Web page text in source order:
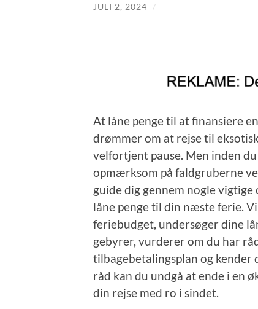
JULI 2, 2024 /
At låne penge til at finansiere
drømmer om at rejse til
velfortjent pause. Men inden
opmærksom på faldgruberne
guide dig gennem nogle
låne penge til din næste ferie.
feriebudget, undersøger dine
gebyrer, vurderer om du har
tilbagebetalingsplan og kender
råd kan du undgå at ende i en
din rejse med ro i sindet.